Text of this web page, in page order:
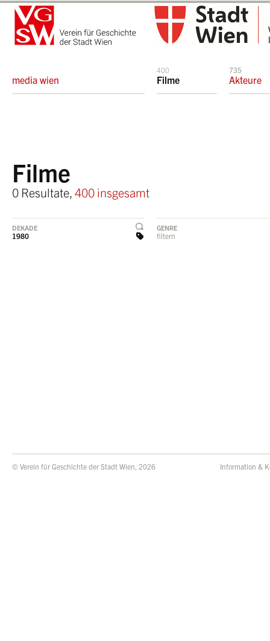
media wien
400
Filme
735
Akteure
Filme
0 Resultate, 400 insgesamt
DEKADE
1980
GENRE
filtern
© Verein für Geschichte der Stadt Wien, 2026 Information &